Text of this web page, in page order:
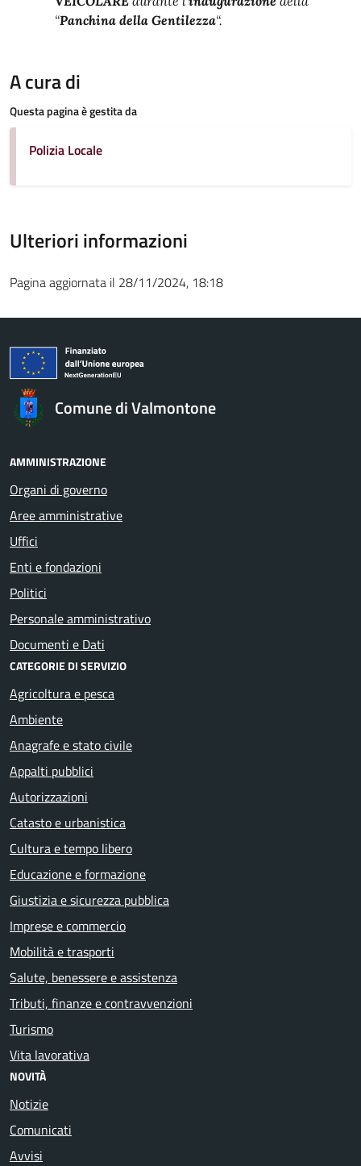
“Panchina della Gentilezza“.
A cura di
Questa pagina è gestita da
Polizia Locale
Ulteriori informazioni
Pagina aggiornata il 28/11/2024, 18:18
Comune di Valmontone
AMMINISTRAZIONE
Organi di governo
Aree amministrative
Uffici
Enti e fondazioni
Politici
Personale amministrativo
Documenti e Dati
CATEGORIE DI SERVIZIO
Agricoltura e pesca
Ambiente
Anagrafe e stato civile
Appalti pubblici
Autorizzazioni
Catasto e urbanistica
Cultura e tempo libero
Educazione e formazione
Giustizia e sicurezza pubblica
Imprese e commercio
Mobilità e trasporti
Salute, benessere e assistenza
Tributi, finanze e contravvenzioni
Turismo
Vita lavorativa
NOVITÀ
Notizie
Comunicati
Avvisi